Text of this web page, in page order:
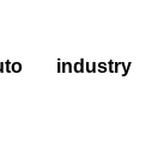
industry